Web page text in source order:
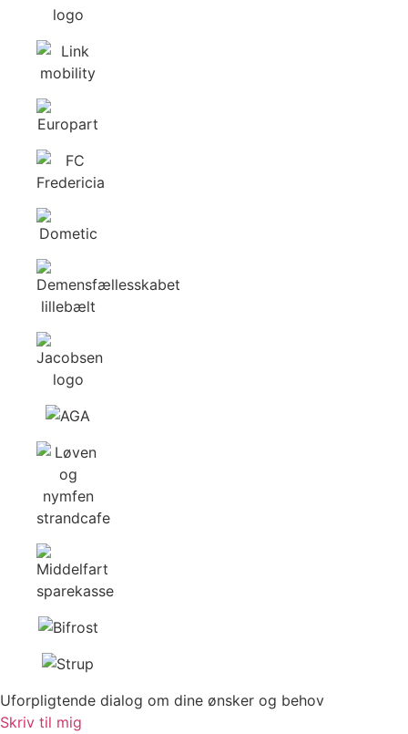
Uforpligtende dialog om dine ønsker og behov
Skriv til mig